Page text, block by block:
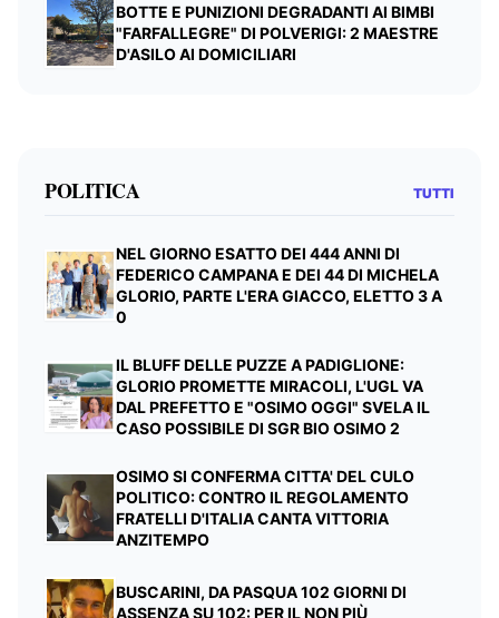
BOTTE E PUNIZIONI DEGRADANTI AI BIMBI
"FARFALLEGRE" DI POLVERIGI: 2 MAESTRE
D'ASILO AI DOMICILIARI
POLITICA TUTTI
NEL GIORNO ESATTO DEI 444 ANNI DI
FEDERICO CAMPANA E DEI 44 DI MICHELA
GLORIO, PARTE L'ERA GIACCO, ELETTO 3 A
0
IL BLUFF DELLE PUZZE A PADIGLIONE:
GLORIO PROMETTE MIRACOLI, L'UGL VA
DAL PREFETTO E "OSIMO OGGI" SVELA IL
CASO POSSIBILE DI SGR BIO OSIMO 2
OSIMO SI CONFERMA CITTA' DEL CULO
POLITICO: CONTRO IL REGOLAMENTO
FRATELLI D'ITALIA CANTA VITTORIA
ANZITEMPO
BUSCARINI, DA PASQUA 102 GIORNI DI
ASSENZA SU 102: PER IL NON PIÙ